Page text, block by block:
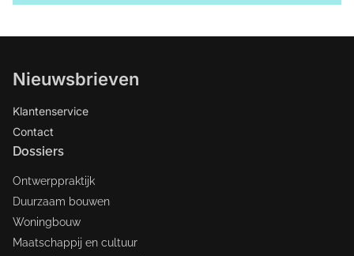
Nieuwsbrieven
Klantenservice
Contact
Dossiers
Ontwerppraktijk
Duurzaam bouwen
Woningbouw
Maatschappij en cultuur